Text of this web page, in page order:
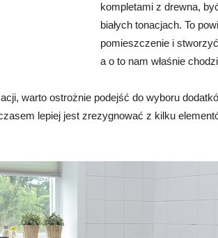
kompletami z drewna,
białych tonacjach. To
pomieszczenie i
a o to nam właśnie
warto ostrożnie podejść do wyboru
lepiej jest zrezygnować z kilku